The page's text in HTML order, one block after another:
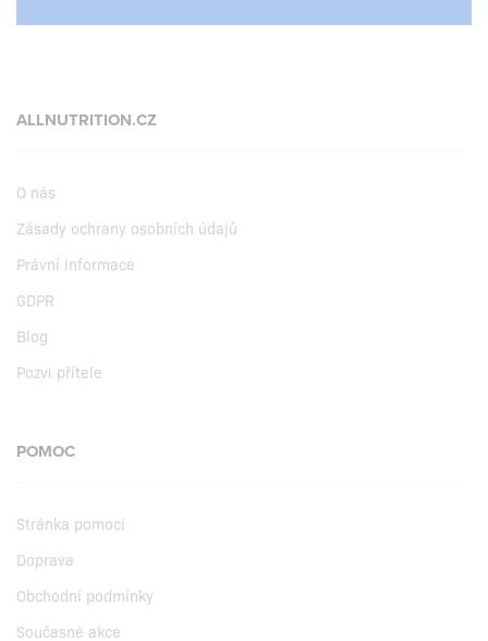
ALLNUTRITION.CZ
O nás
Zásady ochrany osobních údajů
Právní informace
GDPR
Blog
Pozvi přítele
POMOC
Stránka pomoci
Doprava
Obchodní podmínky
Současné akce